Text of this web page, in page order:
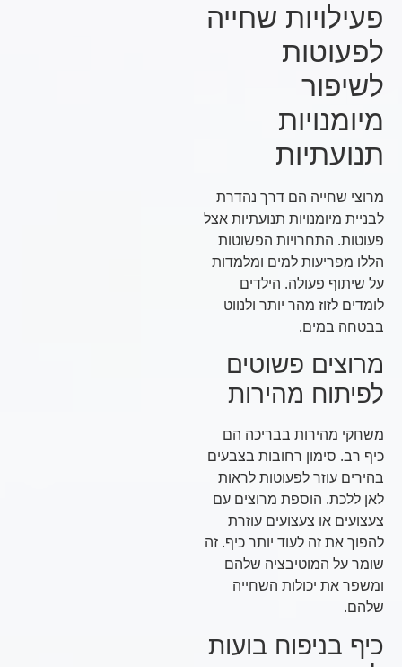
פעילויות שחייה
לפעוטות
לשיפור
מיומנויות
תנועתיות
מרוצי שחייה הם דרך נהדרת
לבניית מיומנויות תנועתיות אצל
פעוטות. התחרויות הפשוטות
הללו מפריעות למים ומלמדות
על שיתוף פעולה. הילדים
לומדים לזוז מהר יותר ולנווט
בבטחה במים.
מרוצים פשוטים
לפיתוח מהירות
משחקי מהירות בבריכה הם
כיף רב. סימון רחובות בצבעים
בהירים עוזר לפעוטות לראות
לאן ללכת. הוספת מרוצים עם
צעצועים או צעצועים עוזרת
להפוך את זה לעוד יותר כיף. זה
שומר על המוטיבציה שלהם
ומשפר את יכולות השחייה
שלהם.
כיף בניפוח בועות